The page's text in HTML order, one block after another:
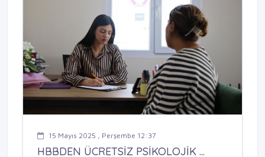
15 Mayıs 2025 , Perşembe 12:37
HBBDEN ÜCRETSİZ PSİKOLOJİK ...